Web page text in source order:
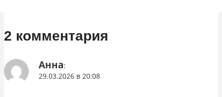
2 комментария
Анна:
29.03.2026 в 20:08